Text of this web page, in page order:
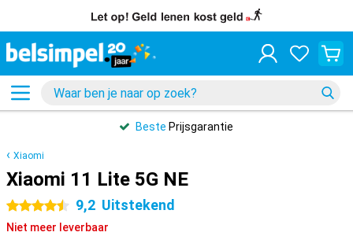
Beste Prijsgarantie
Xiaomi
Xiaomi 11 Lite 5G NE
4.5 sterren 9,2 Uitstekend
Niet meer leverbaar